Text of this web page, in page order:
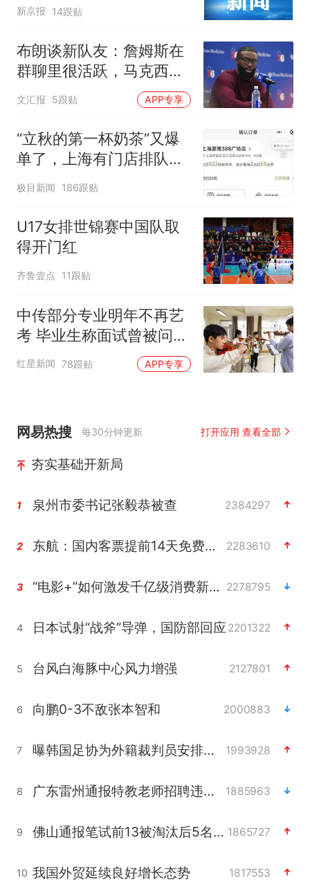
新京报 14跟贴
布朗谈新队友：詹姆斯在
群聊里很活跃，马克西最
早联系我
文汇报 5跟贴 APP专享
“立秋的第一杯奶茶”又爆
单了，上海有门店排队超
500杯，店员：今天奶茶
时
极目新闻 186跟贴
U17女排世锦赛中国队取
得开门红
齐鲁壹点 11跟贴
中传部分专业明年不再艺
考 毕业生称面试曾被问
“如何策划晚会” 专家：遏
制“艺考捷径化”
红星新闻 78跟贴 APP专享
网易热搜 每30分钟更新 打开应用 查看全部
夯实基础开新局
1 泉州市委书记张毅恭被查 2384297
2 东航：国内客票提前14天免费退改 2283610
3 “电影+”如何激发千亿级消费新活力？ 2278795
4 日本试射“战斧”导弹，国防部回应 2201322
5 台风白海豚中心风力增强 2127801
6 向鹏0-3不敌张本智和 2000883
7 曝韩国足协为外籍裁判员安排色情招待 1993928
8 广东雷州通报特教老师招聘违规事件 1885963
9 佛山通报笔试前13被淘汰后5名进体检 1865727
10 我国外贸延续良好增长态势 1817553